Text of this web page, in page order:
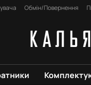
Обмін/Повернення